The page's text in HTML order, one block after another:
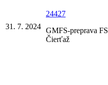
31. 7. 2024
24427
GMFS-preprava FS
Čierťaž